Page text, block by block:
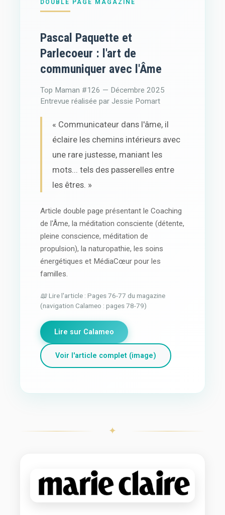
DOUBLE PAGE MAGAZINE
Pascal Paquette et
Parlecoeur : l'art de
communiquer avec l'Âme
Top Maman #126 — Décembre 2025
Entrevue réalisée par Jessie Pomart
« Communicateur dans l'âme, il
éclaire les chemins intérieurs avec
une rare justesse, maniant les
mots... tels des passerelles entre
les êtres. »
Article double page présentant le Coaching
de l'Âme, la méditation consciente (détente,
pleine conscience, méditation de
propulsion), la naturopathie, les soins
énergétiques et MédiaCœur pour les
familles.
📖 Lire l'article : Pages 76-77 du magazine
(navigation Calameo : pages 78-79)
Lire sur Calameo
Voir l'article complet (image)
✦